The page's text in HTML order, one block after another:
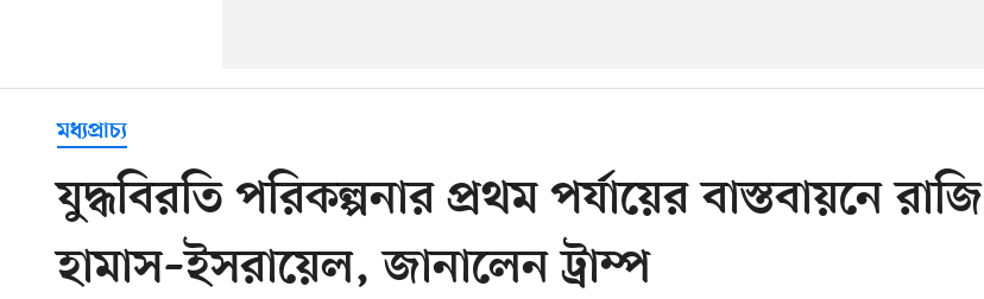
মধ্যপ্রাচ্য
যুদ্ধবিরতি পরিকল্পনার প্রথম পর্যায়ের বাস্তবায়নে রাজি
হামাস–ইসরায়েল, জানালেন ট্রাম্প